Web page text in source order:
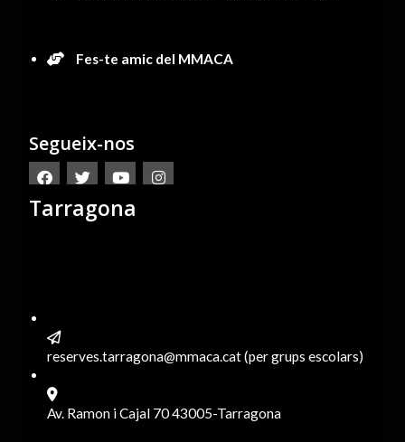
Fes-te amic del MMACA
Segueix-nos
Tarragona
reserves.tarragona@mmaca.cat (per grups escolars)
Av. Ramon i Cajal 70 43005-Tarragona